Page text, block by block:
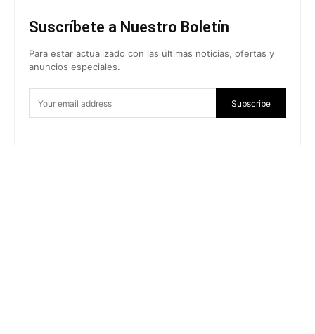
Suscríbete a Nuestro Boletín
Para estar actualizado con las últimas noticias, ofertas y
anuncios especiales.
Subscribe